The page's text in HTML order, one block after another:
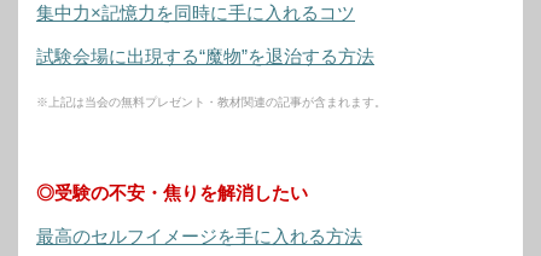
集中力×記憶力を同時に手に入れるコツ
試験会場に出現する“魔物”を退治する方法
※上記は当会の無料プレゼント・教材関連の記事が含まれます。
◎受験の不安・焦りを解消したい
最高のセルフイメージを手に入れる方法